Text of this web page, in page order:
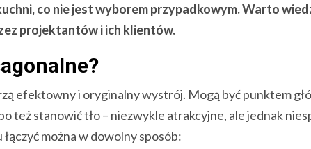
co nie jest wyborem przypadkowym. Warto
projektantów i ich klientów.
efektowny i oryginalny wystrój. Mogą być punktem
też stanowić tło – niezwykle atrakcyjne, ale jednak
można w dowolny sposób: